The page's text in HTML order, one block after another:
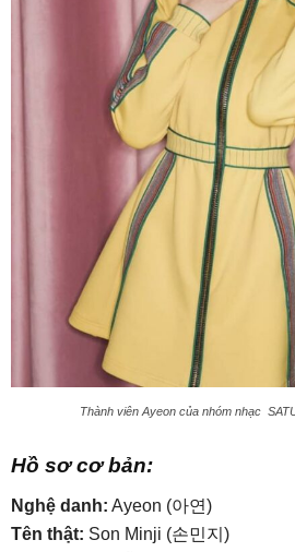
Thành viên Ayeon của nhóm nhạc
Hồ sơ cơ bản:
Nghệ danh: Ayeon (아연)
Tên thật: Son Minji (손민지)